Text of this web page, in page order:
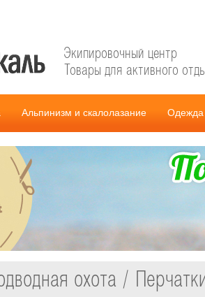
Экипировочный центр
Товары для активного
Альпинизм и скалолазание Одежда
охота /